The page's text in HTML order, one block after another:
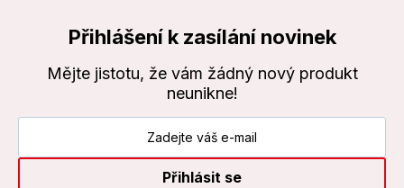
Přihlášení k zasílání novinek
Mějte jistotu, že vám žádný nový produkt
neunikne!
Přihlásit se